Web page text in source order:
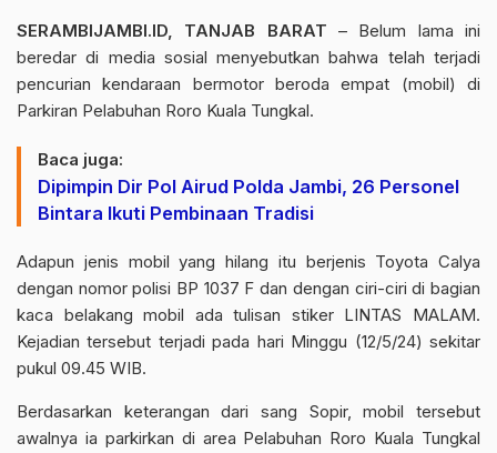
SERAMBIJAMBI.ID, TANJAB BARAT – Belum lama ini
beredar di media sosial menyebutkan bahwa telah terjadi
pencurian kendaraan bermotor beroda empat (mobil) di
Parkiran Pelabuhan Roro Kuala Tungkal.
Baca juga:
Dipimpin Dir Pol Airud Polda Jambi, 26 Personel
Bintara Ikuti Pembinaan Tradisi
Adapun jenis mobil yang hilang itu berjenis Toyota Calya
dengan nomor polisi BP 1037 F dan dengan ciri-ciri di bagian
kaca belakang mobil ada tulisan stiker LINTAS MALAM.
Kejadian tersebut terjadi pada hari Minggu (12/5/24) sekitar
pukul 09.45 WIB.
Berdasarkan keterangan dari sang Sopir, mobil tersebut
awalnya ia parkirkan di area Pelabuhan Roro Kuala Tungkal